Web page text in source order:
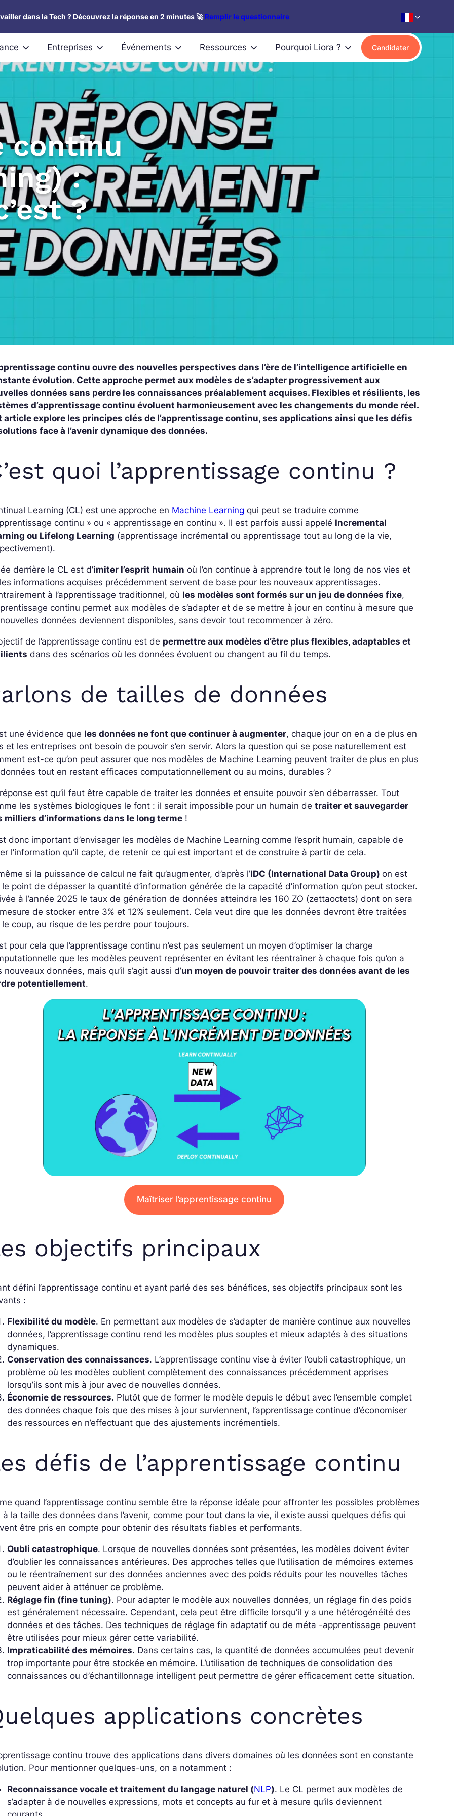
dans la Tech ? Découvrez la réponse en 2 minutes 🚀Remplir le questionnaire
Entreprises Événements Ressources Pourquoi Liora ? Candidater
continu
:
?
continu ouvre des nouvelles perspectives dans l’ère de l’intelligence artificielle en
évolution. Cette approche permet aux modèles de s’adapter progressivement aux
données sans perdre les connaissances préalablement acquises. Flexibles et résilients, les
d’apprentissage continu évoluent harmonieusement avec les changements du monde réel.
article explore les principes clés de l’apprentissage continu, ses applications ainsi que les défis
face à l’avenir dynamique des données.
quoi l’apprentissage continu ?
Learning (CL) est une approche en Machine Learning qui peut se traduire comme
continu » ou « apprentissage en continu ». Il est parfois aussi appelé Incremental
ou Lifelong Learning (apprentissage incrémental ou apprentissage tout au long de la vie,
derrière le CL est d’imiter l’esprit humain où l’on continue à apprendre tout le long de nos vies et
informations acquises précédemment servent de base pour les nouveaux apprentissages.
à l’apprentissage traditionnel, où les modèles sont formés sur un jeu de données fixe,
continu permet aux modèles de s’adapter et de se mettre à jour en continu à mesure que
données deviennent disponibles, sans devoir tout recommencer à zéro.
de l’apprentissage continu est de permettre aux modèles d’être plus flexibles, adaptables et
dans des scénarios où les données évoluent ou changent au fil du temps.
de tailles de données
une évidence que les données ne font que continuer à augmenter, chaque jour on en a de plus en
et les entreprises ont besoin de pouvoir s’en servir. Alors la question qui se pose naturellement est
est-ce qu’on peut assurer que nos modèles de Machine Learning peuvent traiter de plus en plus
tout en restant efficaces computationnellement ou au moins, durables ?
est qu’il faut être capable de traiter les données et ensuite pouvoir s’en débarrasser. Tout
les systèmes biologiques le font : il serait impossible pour un humain detraiter et sauvegarder
milliers d’informations dans le long terme !
donc important d’envisager les modèles de Machine Learning comme l’esprit humain, capable de
l’information qu’il capte, de retenir ce qui est important et de construire à partir de cela.
si la puissance de calcul ne fait qu’augmenter, d’après l’IDC (International Data Group) on est
le point de dépasser la quantité d’information générée de la capacité d’information qu’on peut stocker.
à l’année 2025 le taux de génération de données atteindra les 160 ZO (zettaoctets) dont on sera
de stocker entre 3% et 12% seulement. Cela veut dire que les données devront être traitées
le coup, au risque de les perdre pour toujours.
pour cela que l’apprentissage continu n’est pas seulement un moyen d’optimiser la charge
que les modèles peuvent représenter en évitant les réentraîner à chaque fois qu’on a
nouveaux données, mais qu’il s’agit aussi d’un moyen de pouvoir traiter des données avant de les
potentiellement.
Maîtriser l’apprentissage continu
objectifs principaux
défini l’apprentissage continu et ayant parlé des ses bénéfices, ses objectifs principaux sont les
:
Flexibilité du modèle. En permettant aux modèles de s’adapter de manière continue aux nouvelles
données, l’apprentissage continu rend les modèles plus souples et mieux adaptés à des situations
dynamiques.
Conservation des connaissances. L’apprentissage continu vise à éviter l’oubli catastrophique, un
problème où les modèles oublient complètement des connaissances précédemment apprises
lorsqu’ils sont mis à jour avec de nouvelles données.
Économie de ressources. Plutôt que de former le modèle depuis le début avec l’ensemble complet
des données chaque fois que des mises à jour surviennent, l’apprentissage continue d’économiser
des ressources en n’effectuant que des ajustements incrémentiels.
défis de l’apprentissage continu
quand l’apprentissage continu semble être la réponse idéale pour affronter les possibles problèmes
à la taille des données dans l’avenir, comme pour tout dans la vie, il existe aussi quelques défis qui
être pris en compte pour obtenir des résultats fiables et performants.
Oubli catastrophique. Lorsque de nouvelles données sont présentées, les modèles doivent éviter
d’oublier les connaissances antérieures. Des approches telles que l’utilisation de mémoires externes
ou le réentraînement sur des données anciennes avec des poids réduits pour les nouvelles tâches
peuvent aider à atténuer ce problème.
Réglage fin (fine tuning). Pour adapter le modèle aux nouvelles données, un réglage fin des poids
est généralement nécessaire. Cependant, cela peut être difficile lorsqu’il y a une hétérogénéité des
données et des tâches. Des techniques de réglage fin adaptatif ou de méta -apprentissage peuvent
être utilisées pour mieux gérer cette variabilité.
Impraticabilité des mémoires. Dans certains cas, la quantité de données accumulées peut devenir
trop importante pour être stockée en mémoire. L’utilisation de techniques de consolidation des
connaissances ou d’échantillonnage intelligent peut permettre de gérer efficacement cette situation.
applications concrètes
continu trouve des applications dans divers domaines où les données sont en constante
Pour mentionner quelques-uns, on a notamment :
Reconnaissance vocale et traitement du langage naturel (NLP). Le CL permet aux modèles de
s’adapter à de nouvelles expressions, mots et concepts au fur et à mesure qu’ils deviennent